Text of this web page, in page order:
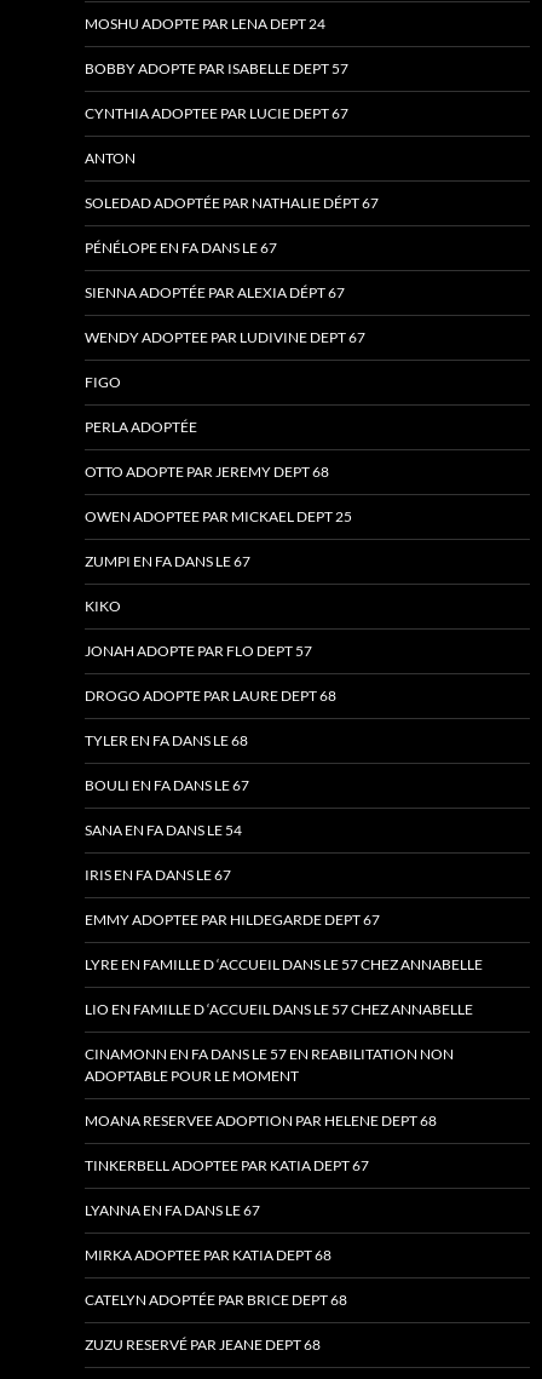
MOSHU ADOPTE PAR LENA DEPT 24
BOBBY ADOPTE PAR ISABELLE DEPT 57
CYNTHIA ADOPTEE PAR LUCIE DEPT 67
ANTON
SOLEDAD ADOPTÉE PAR NATHALIE DÉPT 67
PÉNÉLOPE EN FA DANS LE 67
SIENNA ADOPTÉE PAR ALEXIA DÉPT 67
WENDY ADOPTEE PAR LUDIVINE DEPT 67
FIGO
PERLA ADOPTÉE
OTTO ADOPTE PAR JEREMY DEPT 68
OWEN ADOPTEE PAR MICKAEL DEPT 25
ZUMPI EN FA DANS LE 67
KIKO
JONAH ADOPTE PAR FLO DEPT 57
DROGO ADOPTE PAR LAURE DEPT 68
TYLER EN FA DANS LE 68
BOULI EN FA DANS LE 67
SANA EN FA DANS LE 54
IRIS EN FA DANS LE 67
EMMY ADOPTEE PAR HILDEGARDE DEPT 67
LYRE EN FAMILLE D ‘ACCUEIL DANS LE 57 CHEZ ANNABELLE
LIO EN FAMILLE D ‘ACCUEIL DANS LE 57 CHEZ ANNABELLE
CINAMONN EN FA DANS LE 57 EN REABILITATION NON
ADOPTABLE POUR LE MOMENT
MOANA RESERVEE ADOPTION PAR HELENE DEPT 68
TINKERBELL ADOPTEE PAR KATIA DEPT 67
LYANNA EN FA DANS LE 67
MIRKA ADOPTEE PAR KATIA DEPT 68
CATELYN ADOPTÉE PAR BRICE DEPT 68
ZUZU RESERVÉ PAR JEANE DEPT 68